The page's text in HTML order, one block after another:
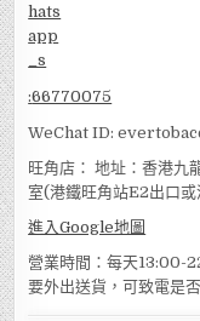
:66770075
WeChat ID:
旺角店： 地址：香港九
室(港鐵旺角站E2出口
進入Google地圖
營業時間：每天13:00-
要外出送貨，可致電是